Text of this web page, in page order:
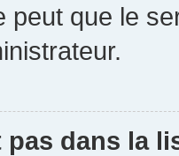
peut que le
pas dans la